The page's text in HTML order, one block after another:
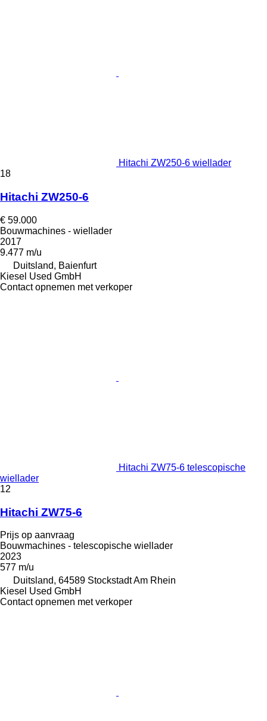
Hitachi ZW250-6 wiellader
18
Hitachi ZW250-6
€ 59.000
Bouwmachines - wiellader
2017
9.477 m/u
Duitsland, Baienfurt
Kiesel Used GmbH
Contact opnemen met verkoper
Hitachi ZW75-6 telescopische
wiellader
12
Hitachi ZW75-6
Prijs op aanvraag
Bouwmachines - telescopische wiellader
2023
577 m/u
Duitsland, 64589 Stockstadt Am Rhein
Kiesel Used GmbH
Contact opnemen met verkoper